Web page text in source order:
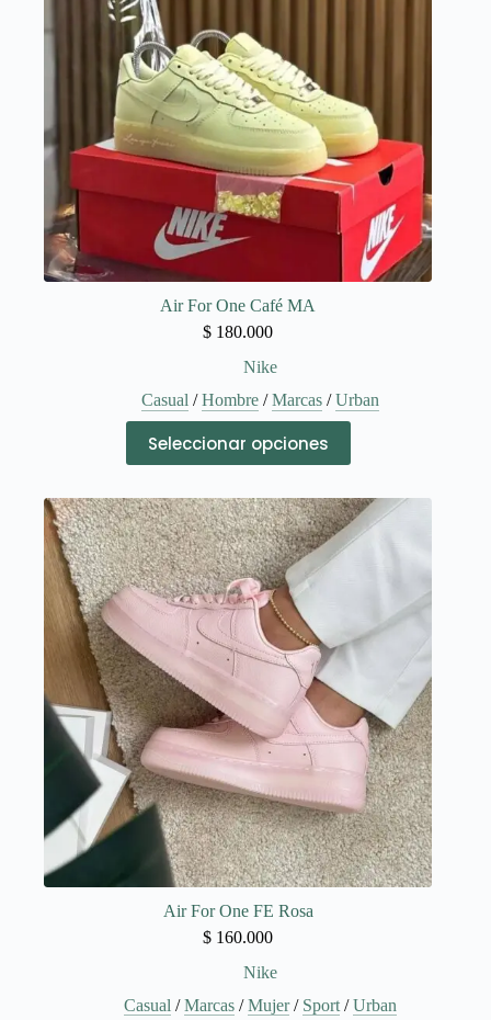
la
página
de
producto
Air For One Café MA
$ 180.000
Nike
Casual /Hombre/Marcas/Urban
Seleccionar opciones
producto
tiene
variantes.
Las
opciones
se
pueden
elegir
la
página
producto
Air For One FE Rosa
$ 160.000
Nike
Casual /Marcas/Mujer/ Sport/Urban